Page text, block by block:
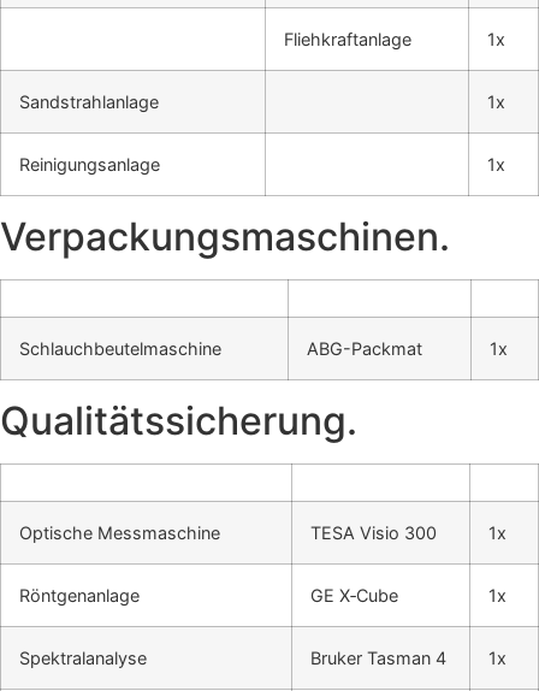
Flieh­kraft­an­la­ge 1x
Sand­strahl­an­la­ge 1x
Rei­ni­gungs­an­la­ge 1x
Ver­pa­ckungs­ma­schi­nen.
Schlauch­beu­tel­ma­schi­ne ABG-Pack­mat 1x
Qua­li­täts­si­che­rung.
Opti­sche Mess­ma­schi­ne TESA Visio 300 1x
Rönt­gen­an­la­ge GE X‑Cube 1x
Spek­tral­ana­ly­se Bru­ker Tas­man 4 1x